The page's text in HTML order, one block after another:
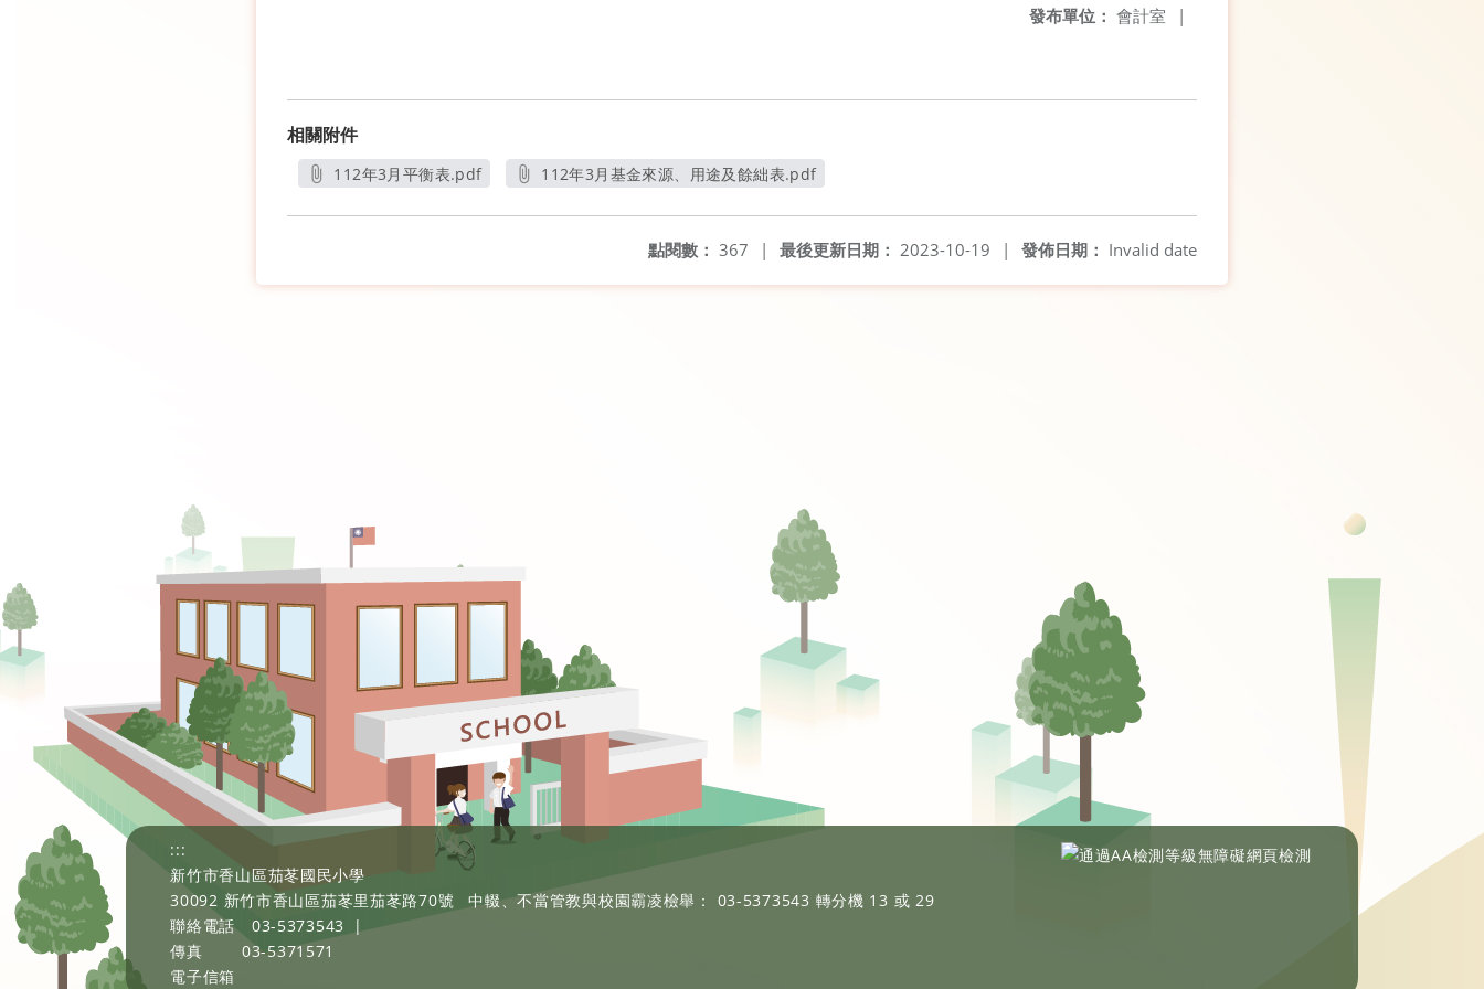
發布單位： 會計室 |
相關附件
112年3月平衡表.pdf
112年3月基金來源、用途及餘絀表.pdf
發佈日期： Invalid date
最後更新日期： 2023-10-19 |
點閱數： 367 |
:::
新竹市香山區茄苳國民小學
30092 新竹市香山區茄苳里茄苳路70號
中輟、不當管教與校園霸凌檢舉： 03-5373543 轉分機 13 或 29
聯絡電話
03-5373543
|
傳真
03-5371571
電子信箱